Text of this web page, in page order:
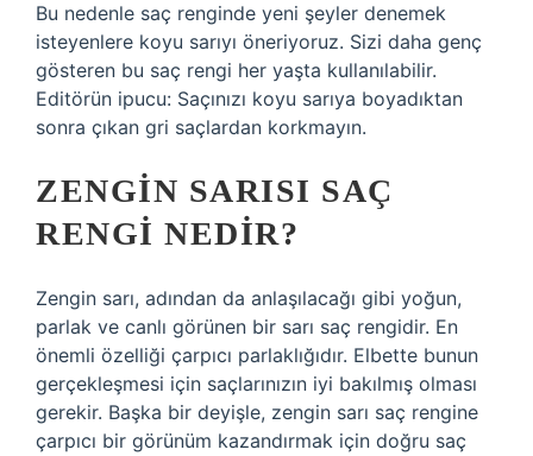
Bu nedenle saç renginde yeni şeyler denemek
isteyenlere koyu sarıyı öneriyoruz. Sizi daha genç
gösteren bu saç rengi her yaşta kullanılabilir.
Editörün ipucu: Saçınızı koyu sarıya boyadıktan
sonra çıkan gri saçlardan korkmayın.
ZENGIN SARISI SAÇ
RENGI NEDIR?
Zengin sarı, adından da anlaşılacağı gibi yoğun,
parlak ve canlı görünen bir sarı saç rengidir. En
önemli özelliği çarpıcı parlaklığıdır. Elbette bunun
gerçekleşmesi için saçlarınızın iyi bakılmış olması
gerekir. Başka bir deyişle, zengin sarı saç rengine
çarpıcı bir görünüm kazandırmak için doğru saç